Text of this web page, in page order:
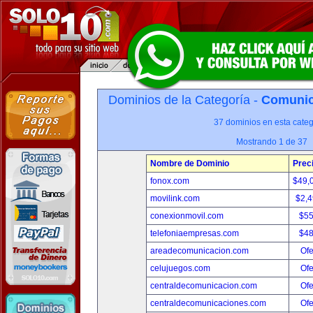
Dominios de la Categoría -
37 dominios en esta
Mostrando 1 de 37
Nombre de Dominio
fonox.com
movilink.com
conexionmovil.com
telefoniaempresas.com
areadecomunicacion.com
celujuegos.com
centraldecomunicacion.com
centraldecomunicaciones.com